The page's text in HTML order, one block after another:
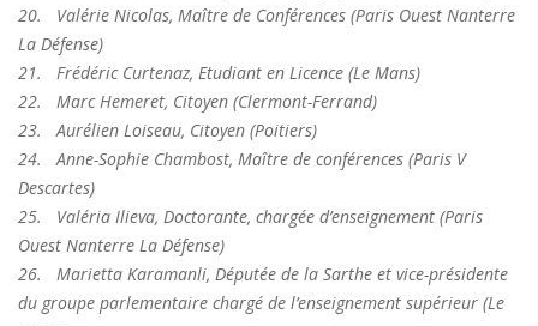
20. Valérie Nicolas, Maître de Conférences (Paris Ouest Nanterre
La Défense)
21. Frédéric Curtenaz, Etudiant en Licence (Le Mans)
22. Marc Hemeret, Citoyen (Clermont-Ferrand)
23.Aurélien Loiseau, Citoyen (Poitiers)
24.Anne-Sophie Chambost, Maître de conférences (Paris V
Descartes)
25. Valéria Ilieva, Doctorante, chargée d’enseignement (Paris
Ouest Nanterre La Défense)
26. Marietta Karamanli, Députée de la Sarthe et vice-présidente
du groupe parlementaire chargé de l’enseignement supérieur (Le